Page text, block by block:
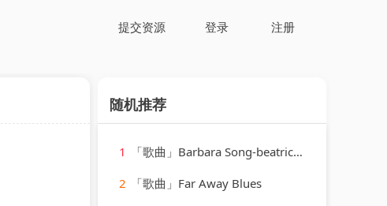
提交资源 登录 注册
随机推荐
1
「歌曲」Barbara Song-beatrice arthur
2
「歌曲」Far Away Blues